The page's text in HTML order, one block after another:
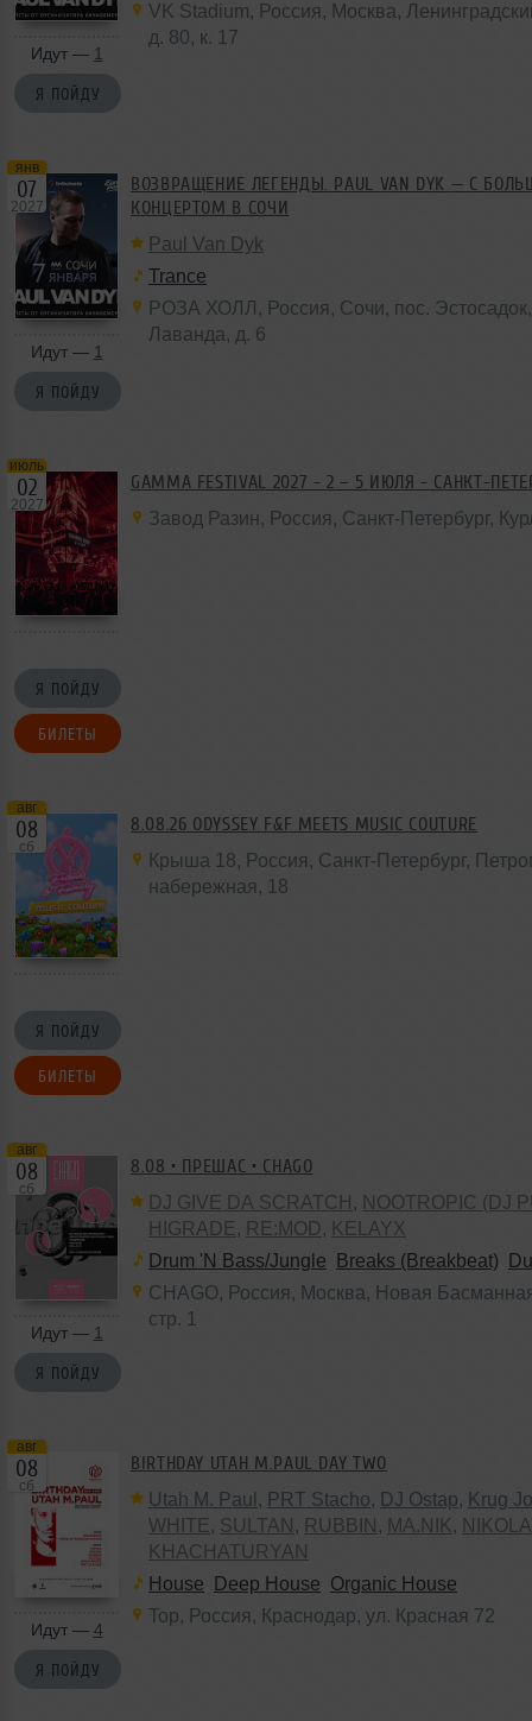
Идут — 1
Я ПОЙДУ
VK Stadium, Россия , Москва,
д. 80, к. 17
янв
07
2027
Идут — 1
Я ПОЙДУ
ВОЗВРАЩЕНИЕ ЛЕГЕНДЫ. PAUL VAN DYK — С
КОНЦЕРТОМ В СОЧИ
Paul Van Dyk
Trance
РОЗА ХОЛЛ , Россия , Сочи, пос.
Лаванда, д. 6
июль
02
2027
Я ПОЙДУ
БИЛЕТЫ
GAMMA FESTIVAL 2027 - 2 – 5 ИЮЛЯ - САНКТ-
Завод Разин, Россия , Санкт-Петербург,
авг
08
сб
Я ПОЙДУ
БИЛЕТЫ
8.08.26 ODYSSEY F&F MEETS MUSIC COUTURE
Крыша 18, Россия , Санкт-Петербург,
набережная, 18
авг
08
сб
Идут — 1
Я ПОЙДУ
8.08 • ПРЕШАС • CHAGO
DJ GIVE DA SCRATCH , NOOTROPIC (DJ
HIGRADE , RE:MOD , KELAYX
Drum 'N Bass/Jungle
Breaks (Breakbeat)
CHAGO, Россия , Москва, Новая
стр. 1
авг
08
сб
Идут — 4
Я ПОЙДУ
BIRTHDAY UTAH M.PAUL DAY TWO
Utah M. Paul , PRT Stacho, DJ Ostap, Krug
WHITE , SULTAN , RUBBIN , MA.NIK ,
KHACHATURYAN
House
Deep House Organic House
Top, Россия , Краснодар, ул. Красная 72